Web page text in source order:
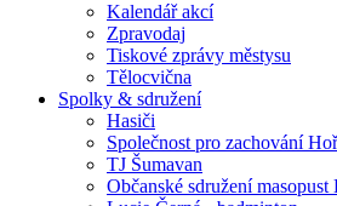
Kalendář akcí
Zpravodaj
Tiskové zprávy městysu
Tělocvična
Spolky & sdružení
Hasiči
Společnost pro zachování
TJ Šumavan
Občanské sdružení